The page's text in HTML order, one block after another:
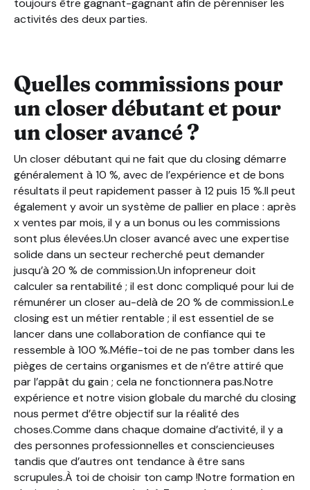
toujours être gagnant-gagnant afin de pérenniser les
activités des deux parties.
Quelles commissions pour
un closer débutant et pour
un closer avancé ?
Un closer débutant qui ne fait que du closing démarre
généralement à 10 %, avec de l’expérience et de bons
résultats il peut rapidement passer à 12 puis 15 %.Il peut
également y avoir un système de pallier en place : après
x ventes par mois, il y a un bonus ou les commissions
sont plus élevées.Un closer avancé avec une expertise
solide dans un secteur recherché peut demander
jusqu’à 20 % de commission.Un infopreneur doit
calculer sa rentabilité ; il est donc compliqué pour lui de
rémunérer un closer au-delà de 20 % de commission.Le
closing est un métier rentable ; il est essentiel de se
lancer dans une collaboration de confiance qui te
ressemble à 100 %.Méfie-toi de ne pas tomber dans les
pièges de certains organismes et de n’être attiré que
par l’appât du gain ; cela ne fonctionnera pas.Notre
expérience et notre vision globale du marché du closing
nous permet d’être objectif sur la réalité des
choses.Comme dans chaque domaine d’activité, il y a
des personnes professionnelles et consciencieuses
tandis que d’autres ont tendance à être sans
scrupules.À toi de choisir ton camp !Notre formation en